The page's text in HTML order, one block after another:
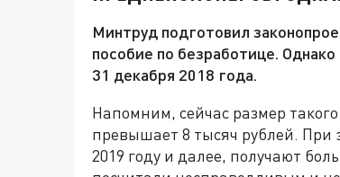
Минтруд подготовил
пособие по безработице.
31 декабря 2018 года.
Напомним, сейчас размер
превышает 8 тысяч рублей.
2019 году и далее, получают